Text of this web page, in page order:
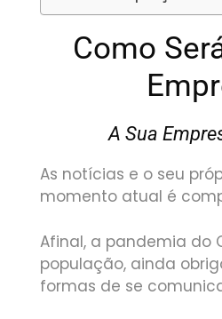
Como
A Sua
As notícias e o seu
momento atual é
Afinal, a pandemia do
população, ainda
formas de se